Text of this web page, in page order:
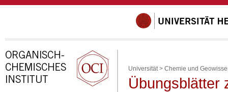
Universität > Chemie und
Übungsblätter